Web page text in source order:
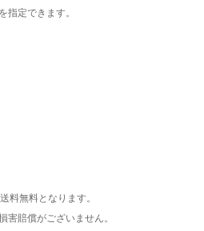
指定できます。
料無料となります。
害賠償がございません。